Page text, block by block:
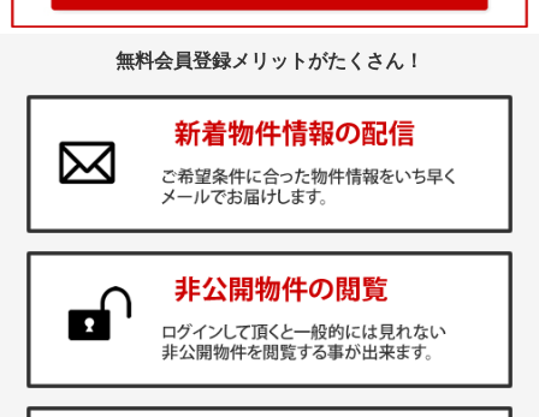
無料会員登録メリットがたくさん！